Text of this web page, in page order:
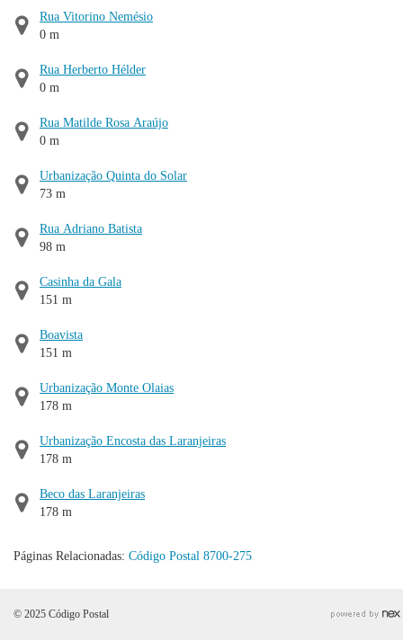
Rua Vitorino Nemésio
0 m
Rua Herberto Hélder
0 m
Rua Matilde Rosa Araújo
0 m
Urbanização Quinta do Solar
73 m
Rua Adriano Batista
98 m
Casinha da Gala
151 m
Boavista
151 m
Urbanização Monte Olaias
178 m
Urbanização Encosta das Laranjeiras
178 m
Beco das Laranjeiras
178 m
Páginas Relacionadas: Código Postal 8700-275
© 2025 Código Postal